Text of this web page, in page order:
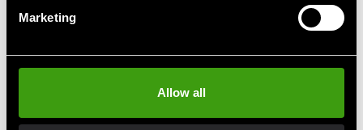
Marketing
Allow all
Benyt dig af tilbud og rabatter
MobilePay, Kustom & Adyen